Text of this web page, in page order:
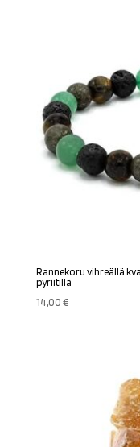
Rannekoru vihreällä
pyriitillä
14,00€